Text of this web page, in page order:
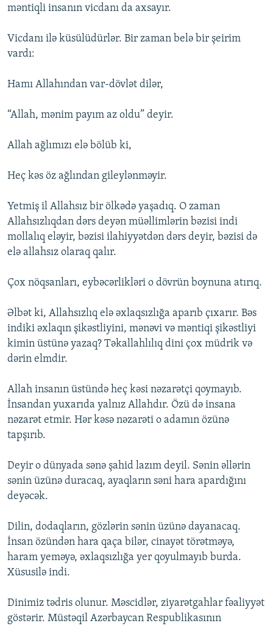
məntiqli insanın vicdanı da axsayır.
Vicdanı ilə küsülüdürlər. Bir zaman belə bir şeirim
vardı:
Hamı Allahından var-dövlət dilər,
“Allah, mənim payım az oldu” deyir.
Allah ağlımızı elə bölüb ki,
Heç kəs öz ağlından gileylənməyir.
Yetmiş il Allahsız bir ölkədə yaşadıq. O zaman
Allahsızlıqdan dərs deyən müəllimlərin bəzisi indi
mollalıq eləyir, bəzisi ilahiyyətdən dərs deyir, bəzisi də
elə allahsız olaraq qalır.
Çox nöqsanları, eybəcərlikləri o dövrün boynuna atırıq.
Əlbət ki, Allahsızlıq elə əxlaqsızlığa aparıb çıxarır. Bəs
indiki əxlaqın şikəstliyini, mənəvi və məntiqi şikəstliyi
kimin üstünə yazaq? Təkallahlılıq dini çox müdrik və
dərin elmdir.
Allah insanın üstündə heç kəsi nəzarətçi qoymayıb.
İnsandan yuxarıda yalnız Allahdır. Özü də insana
nəzarət etmir. Hər kəsə nəzarəti o adamın özünə
tapşırıb.
Deyir o dünyada sənə şahid lazım deyil. Sənin əllərin
sənin üzünə duracaq, ayaqların səni hara apardığını
deyəcək.
Dilin, dodaqların, gözlərin sənin üzünə dayanacaq.
İnsan özündən hara qaça bilər, cinayət törətməyə,
haram yeməyə, əxlaqsızlığa yer qoyulmayıb burda.
Xüsusilə indi.
Dinimiz tədris olunur. Məscidlər, ziyarətgahlar fəaliyyət
göstərir. Müstəqil Azərbaycan Respublikasının